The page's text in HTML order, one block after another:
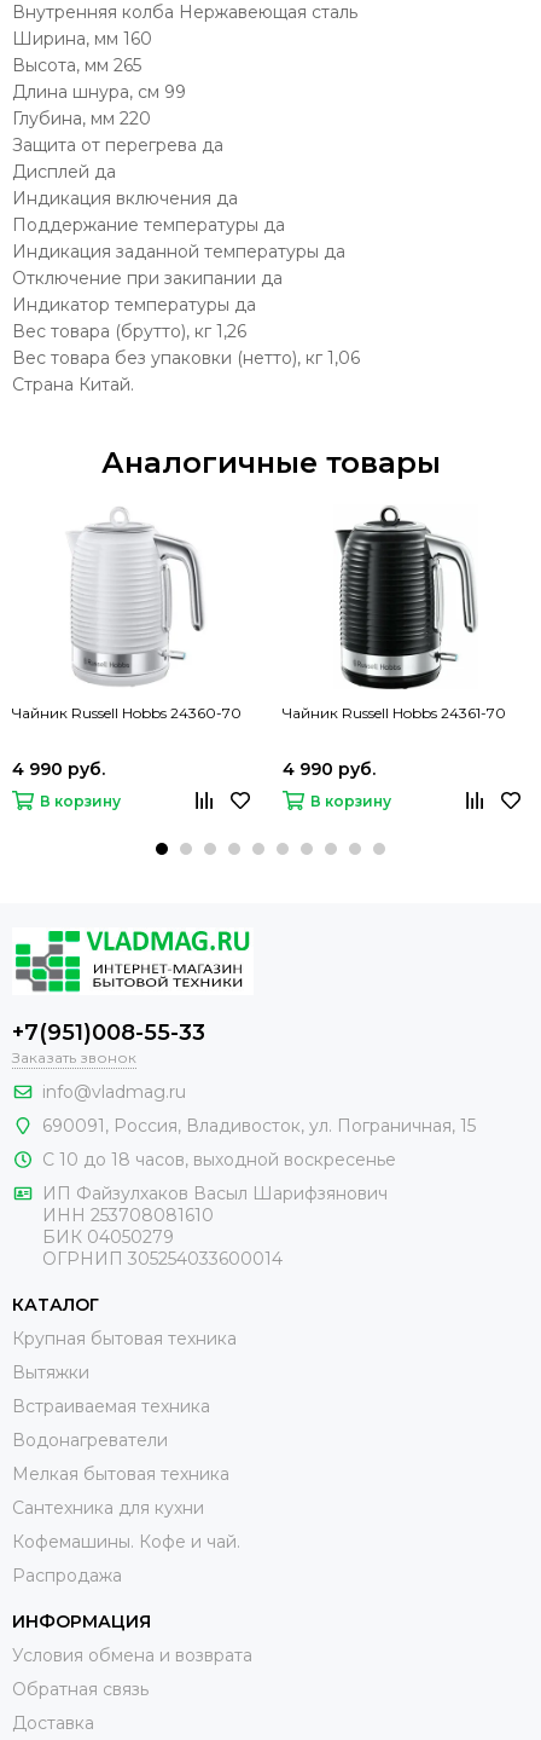
Внутренняя колба Нержавеющая сталь
Ширина, мм 160
Высота, мм 265
Длина шнура, см 99
Глубина, мм 220
Защита от перегрева да
Дисплей да
Индикация включения да
Поддержание температуры да
Индикация заданной температуры да
Отключение при закипании да
Индикатор температуры да
Вес товара (брутто), кг 1,26
Вес товара без упаковки (нетто), кг 1,06
Страна Китай.
Аналогичные товары
Чайник Russell Hobbs 24360-70
4 990 руб.
В корзину
Чайник Russell Hobbs 24361-70
4 990 руб.
В корзину
+7(951)008-55-33
Заказать звонок
info@vladmag.ru
690091, Россия, Владивосток, ул. Пограничная, 15
С 10 до 18 часов, выходной воскресенье
ИП Файзулхаков Васыл Шарифзянович
ИНН 253708081610
БИК 04050279
ОГРНИП 305254033600014
КАТАЛОГ
Крупная бытовая техника
Вытяжки
Встраиваемая техника
Водонагреватели
Мелкая бытовая техника
Сантехника для кухни
Кофемашины. Кофе и чай.
Распродажа
ИНФОРМАЦИЯ
Условия обмена и возврата
Обратная связь
Доставка